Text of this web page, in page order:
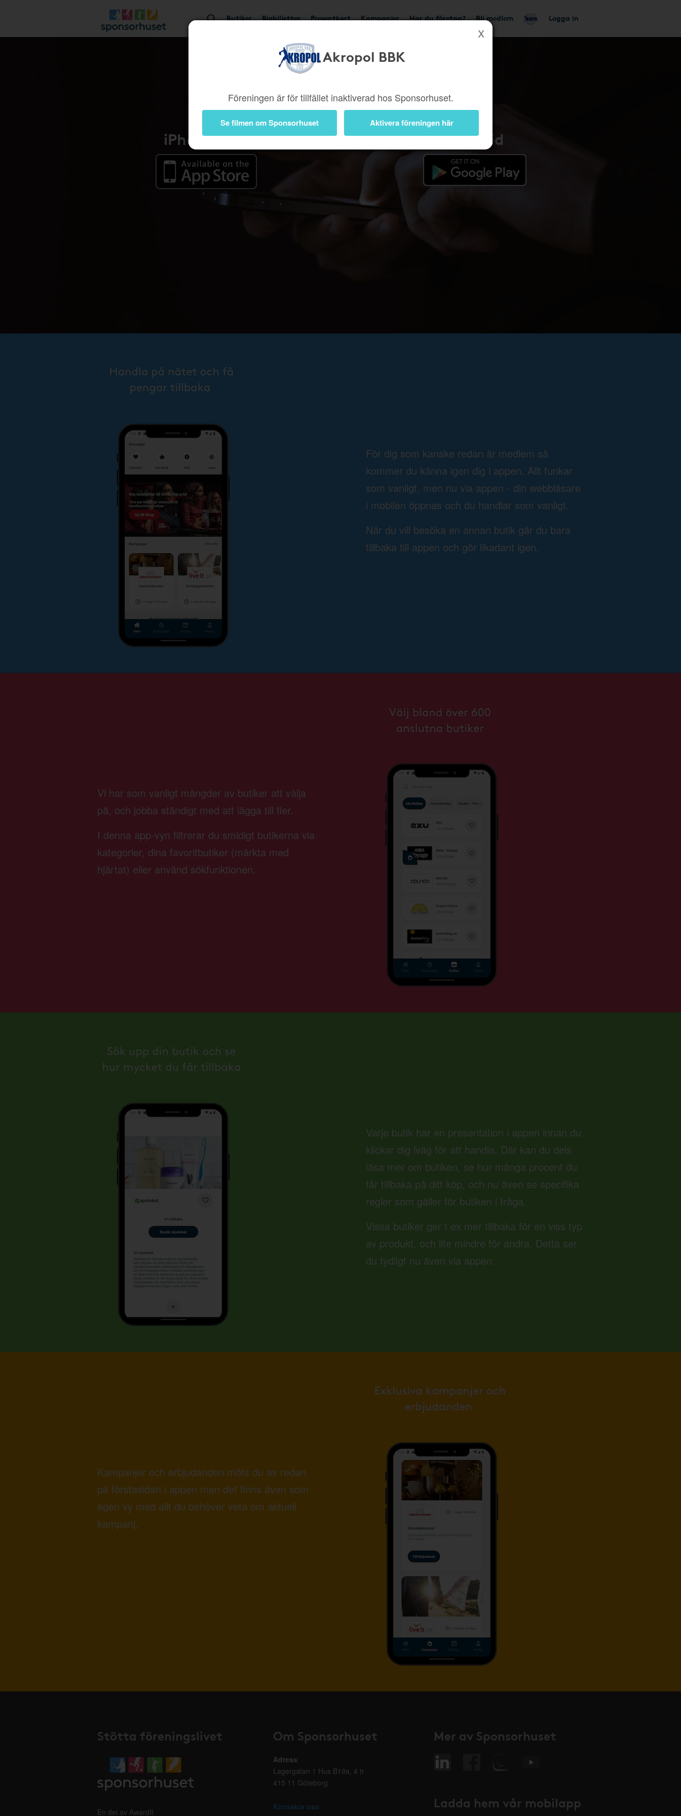
Butiker Biobiljetter Presentkort Kampanjer Har du företag? Bli medlem Logga in
Akropo​l​ BBK
Föreningen är för tillfället inaktiverad hos Sponsorhuset.
Se filmen om Sponsorhuset Aktivera föreningen här
Appen
iPhone / iOS Android
För dig som kanske redan är medlem så
kommer du känna igen dig i appen. Allt funkar
som vanligt, men nu via appen - din webbläsare
i mobilen öppnas och du handlar som vanligt.
När du vill besöka en annan butik går du bara
tillbaka till appen och gör likadant igen.
Vi har som vanligt mängder av butiker att välja
på, och jobba ständigt med att lägga till fler.
I denna app-vyn filtrerar du smidigt butikerna via
kategorier, dina favoritbutiker (märkta med
hjärtat) eller använd sökfunktionen.
Varje butik har en presentation i appen innan du
klickar dig iväg för att handla. Där kan du dels
läsa mer om butiken, se hur många procent du
får tillbaka på ditt köp, och nu även se specifika
regler som gäller för butiken i fråga.
Vissa butiker ger t ex mer tillbaka för en viss typ
av produkt, och lite mindre för andra. Detta ser
du tydligt nu även via appen.
Kampanjer och erbjudanden möts du av redan
på förstasidan i appen men det finns även som
egen vy med allt du behöver veta om aktuell
kampanj.
Stötta föreningslivet
En del av AwardIt
Om Sponsorhuset
Adress:
Lagergatan 1 Hus B19a, 4 tr
415 11 Göteborg
Kontakta oss
Mer av Sponsorhuset
Ladda hem vår mobilapp